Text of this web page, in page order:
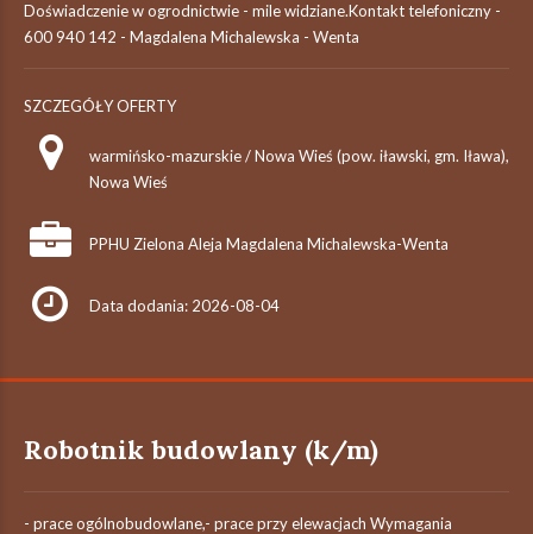
Doświadczenie w ogrodnictwie - mile widziane.Kontakt telefoniczny -
600 940 142 - Magdalena Michalewska - Wenta
SZCZEGÓŁY OFERTY
warmińsko-mazurskie / Nowa Wieś (pow. iławski, gm. Iława),
Nowa Wieś
PPHU Zielona Aleja Magdalena Michalewska-Wenta
Data dodania: 2026-08-04
Robotnik budowlany (k/m)
- prace ogólnobudowlane,- prace przy elewacjach Wymagania